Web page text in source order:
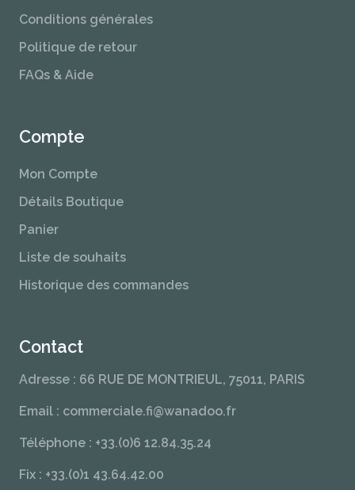
Conditions générales
Politique de retour
FAQs & Aide
Compte
Mon Compte
Détails Boutique
Panier
Liste de souhaits
Historique des commandes
Contact
Adresse : 66 RUE DE MONTRIEUL, 75011, PARIS
Email : commerciale.fi@wanadoo.fr
Téléphone : +33.(0)6 12.84.35.24
Fix : +33.(0)1 43.64.42.00